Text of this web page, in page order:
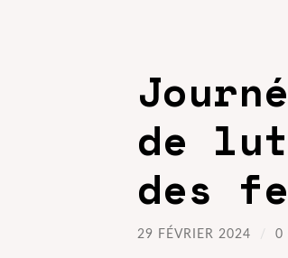
de
des
29 FÉVRIER 2024 / 0